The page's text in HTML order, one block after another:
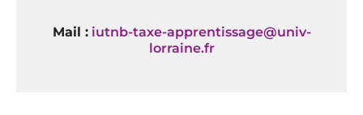
Mail : iutnb-taxe-apprentissage@univ-
lorraine.fr